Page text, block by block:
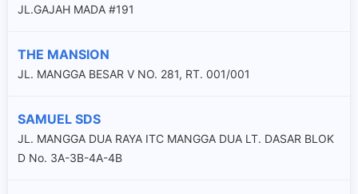
JL.GAJAH MADA #191
THE MANSION
JL. MANGGA BESAR V NO. 281, RT. 001/001
SAMUEL SDS
JL. MANGGA DUA RAYA ITC MANGGA DUA LT. DASAR BLOK
D No. 3A-3B-4A-4B